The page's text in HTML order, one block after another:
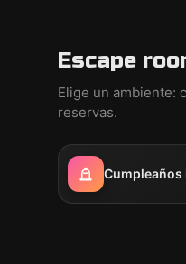
Escape
Elige un ambiente:
reservas.